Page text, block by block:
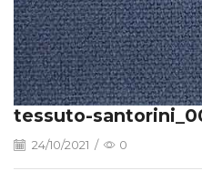
tessuto-
24/10/2021 / 0